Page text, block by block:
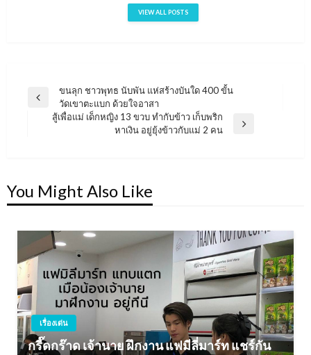
VIEW ALL POSTS
แนะแนว
เรื่อง
Previous
ขนลุก ชาวพุทธ นับพัน แห่สร้างบันใด 400 ขั้น
วัดเขาตะแบก ด้วยใจอาสา
สู้เพื่อแม่ เด็กหญิง 13 ขวบ ทำกับข้าว เก็บพริก
หาเงิน อยู่ยุ้งข้าวกับแม่ 2 คน
You Might Also Like
เรื่องเด่น
กรี๊ดกร๊าด เจ้านาย ฝึกงาน แฟมีลี่มาร์ท แชร์กัน